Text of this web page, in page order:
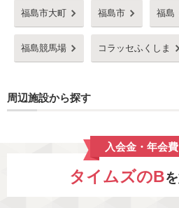
福島市大町 福島市 福島
福島競馬場 コラッセふくしま
周辺施設から探す
入会金・年会
タイムズのB